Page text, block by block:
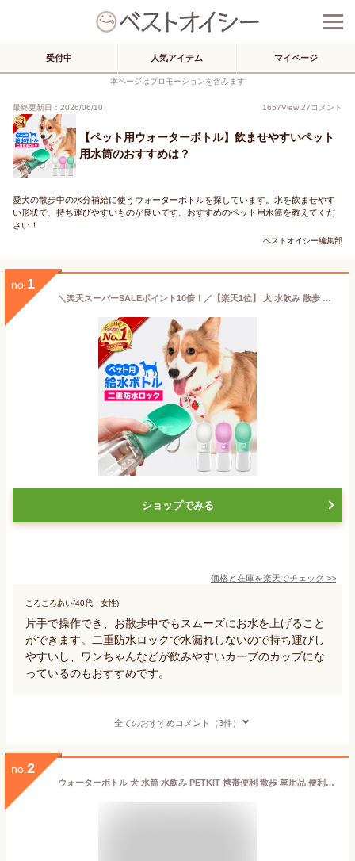
受付中 人気アイテム マイページ
本ページはプロモーションを含みます
最終更新日：2026/06/10 1657View 27コメント
【ペット用ウォーターボトル】飲ませやすいペット
用水筒のおすすめは？
愛犬の散歩中の水分補給に使うウォーターボトルを探しています。水を飲ませやす
い形状で、持ち運びやすいものが良いです。おすすめのペット用水筒を教えてくだ
さい！
ベストオイシー編集部
no. 1
＼楽天スーパーSALEポイント10倍！／【楽天1位】 犬 水飲み 散歩 ボトル 給水ボトル 水飲み器 ペットボトル 水入れ 持ち運び 水筒 ペット ウォーターボトル 給水器 水飲みボトル 携帯用 ペット用品 便利 犬用品 犬グッズ 柴犬 旅行 外出 ワンタッチ お出かけ かわいい
ショップでみる
価格と在庫を楽天でチェック >>
ころころあい(40代・女性)
片手で操作でき、お散歩中でもスムーズにお水を上げること
ができます。二重防水ロックで水漏れしないので持ち運びし
やすいし、ワンちゃんなどが飲みやすいカーブのカップにな
っているのもおすすめです。
全てのおすすめコメント（3件）
no. 2
ウォーターボトル 犬 水筒 水飲み PETKIT 携帯便利 散歩 車用品 便利グッズ 旅行 ペットボトル ココナッツ活性炭フィルター付き 水槽付き 小型犬 携帯ボトル おしゃれ 軽量 室外 携帯水筒 給水器 おでかけ ペット 防災 容量400ML